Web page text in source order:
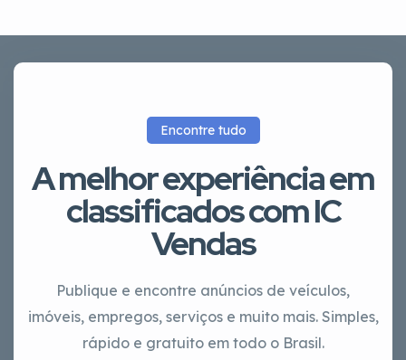
Encontre tudo
A melhor experiência em
classificados com IC
Vendas
Publique e encontre anúncios de veículos,
imóveis, empregos, serviços e muito mais. Simples,
rápido e gratuito em todo o Brasil.